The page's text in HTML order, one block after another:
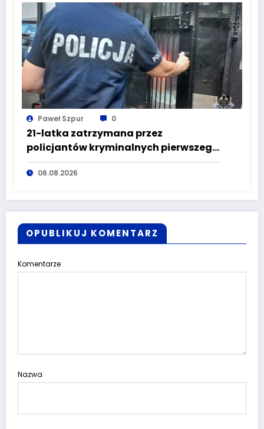
Paweł Szpur 0
21-latka zatrzymana przez
policjantów kryminalnych pierwszego
komisariatu za kradzieże sklepowe
06.08.2026
OPUBLIKUJ KOMENTARZ
Komentarze
Nazwa